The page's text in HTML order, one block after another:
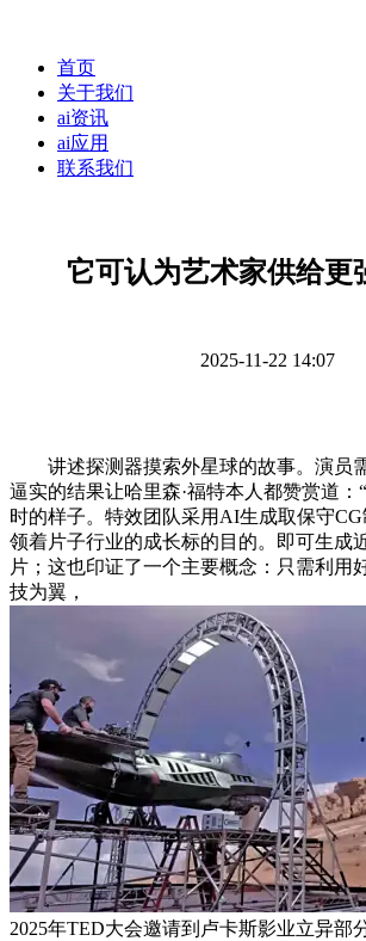
首页
关于我们
ai资讯
ai应用
联系我们
它可认为艺术家供给更
2025-11-22 14:07
讲述探测器摸索外星球的故事。演员需
逼实的结果让哈里森·福特本人都赞赏道：
时的样子。特效团队采用AI生成取保守CG
领着片子行业的成长标的目的。即可生成
片；这也印证了一个主要概念：只需利用
技为翼，
2025年TED大会邀请到卢卡斯影业立异部